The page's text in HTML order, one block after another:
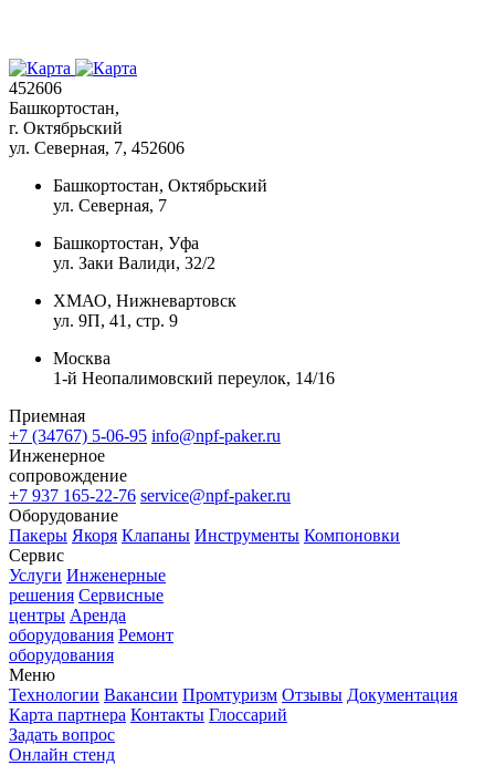
452606
Башкортостан,
г. Октябрьский
ул. Северная, 7, 452606
Башкортостан, Октябрьский
ул. Северная, 7
Башкортостан, Уфа
ул. Заки Валиди, 32/2
ХМАО, Нижневартовск
ул. 9П, 41, стр. 9
Москва
1-й Неопалимовский переулок, 14/16
Приемная
+7 (34767) 5-06-95 info@npf-paker.ru
Инженерное
сопровождение
+7 937 165-22-76 service@npf-paker.ru
Оборудование
Пакеры Якоря Клапаны Инструменты Компоновки
Сервис
Услуги Инженерные
решения Сервисные
центры Аренда
оборудования Ремонт
оборудования
Меню
Технологии Вакансии Промтуризм Отзывы Документация
Карта партнера Контакты Глоссарий
Задать вопрос
Онлайн стенд